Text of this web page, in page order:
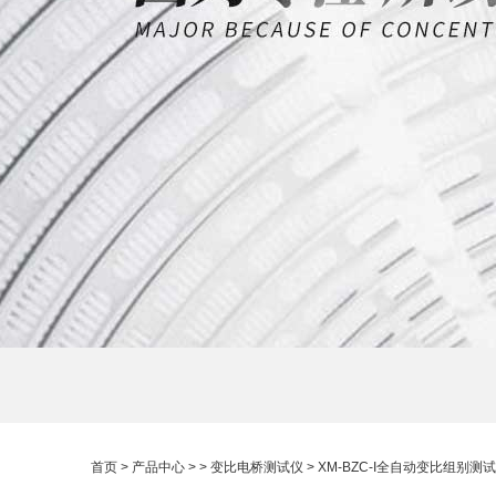
首页 > 产品中心 > > 变比电桥测试仪 > XM-BZC-I全自动变比组别测